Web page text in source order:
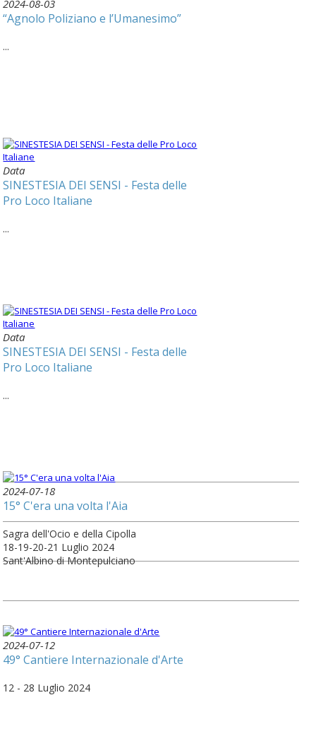
2024-08-03
“Agnolo Poliziano e l’Umanesimo”
...
Data
SINESTESIA DEI SENSI - Festa delle
Pro Loco Italiane
...
Data
SINESTESIA DEI SENSI - Festa delle
Pro Loco Italiane
...
2024-07-18
15° C'era una volta l'Aia
Sagra dell'Ocio e della Cipolla
18-19-20-21 Luglio 2024
Sant'Albino di Montepulciano
2024-07-12
49° Cantiere Internazionale d'Arte
12 - 28 Luglio 2024